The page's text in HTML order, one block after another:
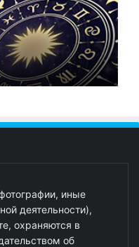
иные
деятельности),
охраняются в
об